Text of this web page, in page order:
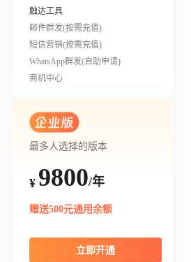
触达工具
邮件群发(按需充值)
短信营销(按需充值)
WhatsApp群发(自助申请)
商机中心
最多人选择的版本
¥ 9800/年
赠送500元通用余额
立即开通